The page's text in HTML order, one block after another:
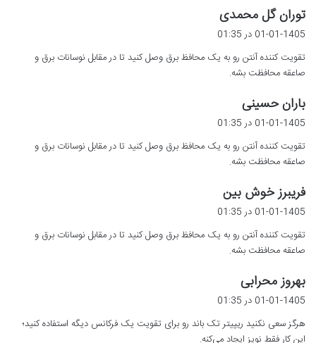
توران گل محمدی
ف
:
01-01-1405 در 01:35
تقویت کننده آنتن رو به یک محافظ برق وصل کنید تا در مقابل نوسانات برق و
صاعقه محافظت بشه.
باران حسینی
ف
01-01-1405 در 01:35
تقویت کننده آنتن رو به یک محافظ برق وصل کنید تا در مقابل نوسانات برق و
صاعقه محافظت بشه.
فریبرز خوش بین
ف
01-01-1405 در 01:35
تقویت کننده آنتن رو به یک محافظ برق وصل کنید تا در مقابل نوسانات برق و
صاعقه محافظت بشه.
بهروز محرابی
ف
:
01-01-1405 در 01:35
هرگز سعی نکنید ریپیتر تک باند رو برای تقویت یک فرکانس دیگه استفاده کنید؛
این کار فقط نویز ایجاد می‌کنه.